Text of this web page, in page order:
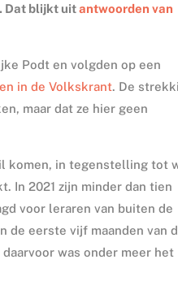
Dat blijkt uitantwoorden van
Podt en volgden op een
in de Volkskrant. De
maar dat ze hier geen
komen, in tegenstelling tot
In 2021 zijn minder dan tien
voor leraren van buiten de
de eerste vijf maanden van
was onder meer het